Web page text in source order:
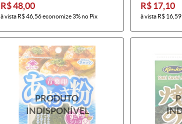
R$ 48,00
à vista R$ 46,56economize3%no Pix
R$ 17,10
à vista R$ 16,59